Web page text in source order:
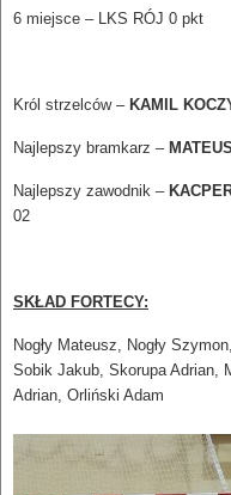
6 miejsce – LKS RÓJ 0 pkt
Król strzelców – KAMIL
Najlepszy bramkarz –
Najlepszy zawodnik –
02
SKŁAD FORTECY:
Nogły Mateusz, Nogły
Sobik Jakub, Skorupa Adrian,
Adrian, Orliński Adam